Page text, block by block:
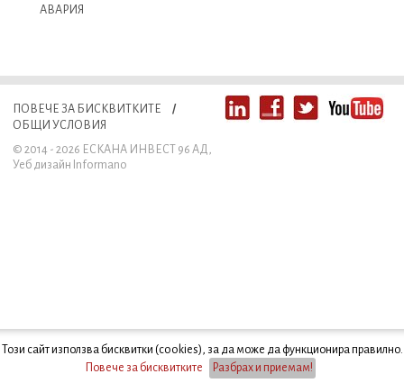
АВАРИЯ
ПОВЕЧЕ ЗА БИСКВИТКИТЕ
/
ОБЩИ УСЛОВИЯ
© 2014 - 2026 ЕСКАНА ИНВЕСТ 96 АД,
Уеб дизайн Informano
Този сайт използва бисквитки (cookies), за да може да функционира правилно.
Повече за бисквитките
Разбрах и приемам!